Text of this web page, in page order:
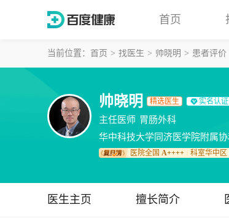
首页
当前位置： 首页 找医生 帅晓明 患者评价
帅晓明 精选医生 实名认证
主任医师 胃肠外科
华中科技大学同济医学院附属
医院全国 A++++ 科室华中区
医生主页 擅长简介